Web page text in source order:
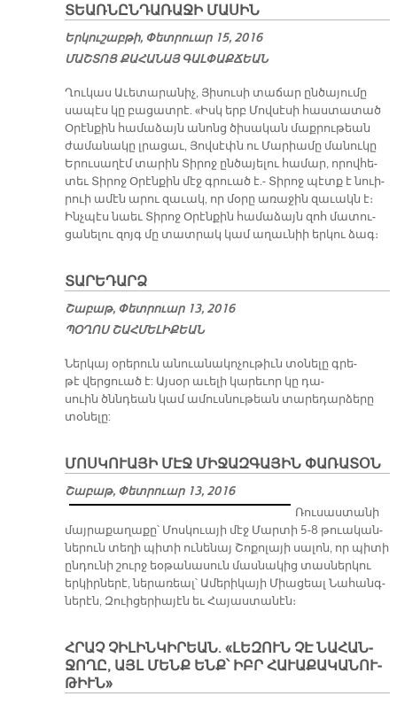
ՏԵԱՌ­ՆԸՆ­ԴԱ­ՌԱ­ՋԻ ՄԱ­ՍԻՆ
Երկուշաբթի, Փետրուար 15, 2016
ՄԱՇ­ՏՈՑ ՔԱ­ՀԱ­ՆԱՅ ԳԱԼ­ՓԱՔ­ՃԵԱՆ
Ղու­կաս Ա­ւե­տա­րա­նիչ, Յի­սու­սի տա­ճար ըն­ծա­յու­մը
սա­պէս կը բա­ցատ­րէ. «Իսկ երբ Մով­սէ­սի հաս­տա­տած
Օ­րէն­քին հա­մա­ձայն ա­նոնց ծի­սա­կան մաք­րու­թեան
ժա­մա­նա­կը լրա­ցաւ, Յով­սէփն ու Մա­րիա­մը մա­նու­կը
Ե­րու­սա­ղէմ տա­րին Տի­րոջ ըն­ծա­յե­լու հա­մար, ո­րով­հե­
տեւ Տի­րոջ Օ­րէն­քին մէջ գրուած է.- Տի­րոջ պէտք է նուի­
րուի ա­մէն ա­րու զա­ւակ, որ մօ­րը ա­ռա­ջին զա­ւակն է։
Ինչ­պէս նաեւ Տի­րոջ Օ­րէն­քին հա­մա­ձայն զոհ մա­տու­
ցա­նե­լու զոյգ մը տատ­րակ կամ ա­ղաւ­նիի եր­կու ձագ։
ՏԱՐԵԴԱՐՁ
Շաբաթ, Փետրուար 13, 2016
ՊՕՂՈՍ ՇԱՀՄԵԼԻՔԵԱՆ
Ներ­կայ օ­րե­րուն ա­նուա­նա­կո­չու­թիւն տօ­նե­լը գրե­
թէ վեր­ցուած է: Այ­սօր ա­ւե­լի կա­րե­ւոր կը դա­
սուին ծննդեան կամ ա­մուս­նու­թեան տա­րե­դար­ձե­րը
տօ­նե­լը:
ՄՈՍԿՈՒԱՅԻ ՄԷՋ ՄԻՋԱԶԳԱՅԻՆ ՓԱՌԱՏՕՆ
Շաբաթ, Փետրուար 13, 2016
Ռու­սաս­տա­նի
մայ­րա­քա­ղա­քը՝ Մոս­կուա­յի մէջ Մար­տի 5-8 թուա­կան­
նե­րուն տե­ղի պի­տի ու­նե­նայ Շո­քո­լա­յի սա­լոն, որ պի­տի
ընդունի շուրջ եօ­թա­նա­սուն մաս­նա­կից տաս­ներ­կու
երկի­րներէ, նե­րա­ռեալ՝ Ա­մե­րի­կա­յի Միա­ցեալ Նա­հանգ­
նե­րէն, Զուի­ցե­րիա­յէն եւ Հա­յաս­տա­նէն։
ՀՐԱՉ ՉԻ­ԼԻՆ­ԿԻ­ՐԵԱՆ. «ԼԵ­ԶՈՒՆ ՉԷ ՆԱ­ՀԱՆ­
ՋՈ­ՂԸ, ԱՅԼ ՄԵՆՔ ԵՆՔ՝ ԻԲՐ ՀԱ­ՒԱ­ՔԱ­ԿԱ­ՆՈՒ­
ԹԻՒ­Ն»